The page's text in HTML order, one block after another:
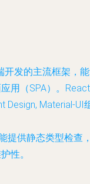
开发的主流框架，
用（SPA）。React
Design, Material-UI
提供静态类型检查
性。